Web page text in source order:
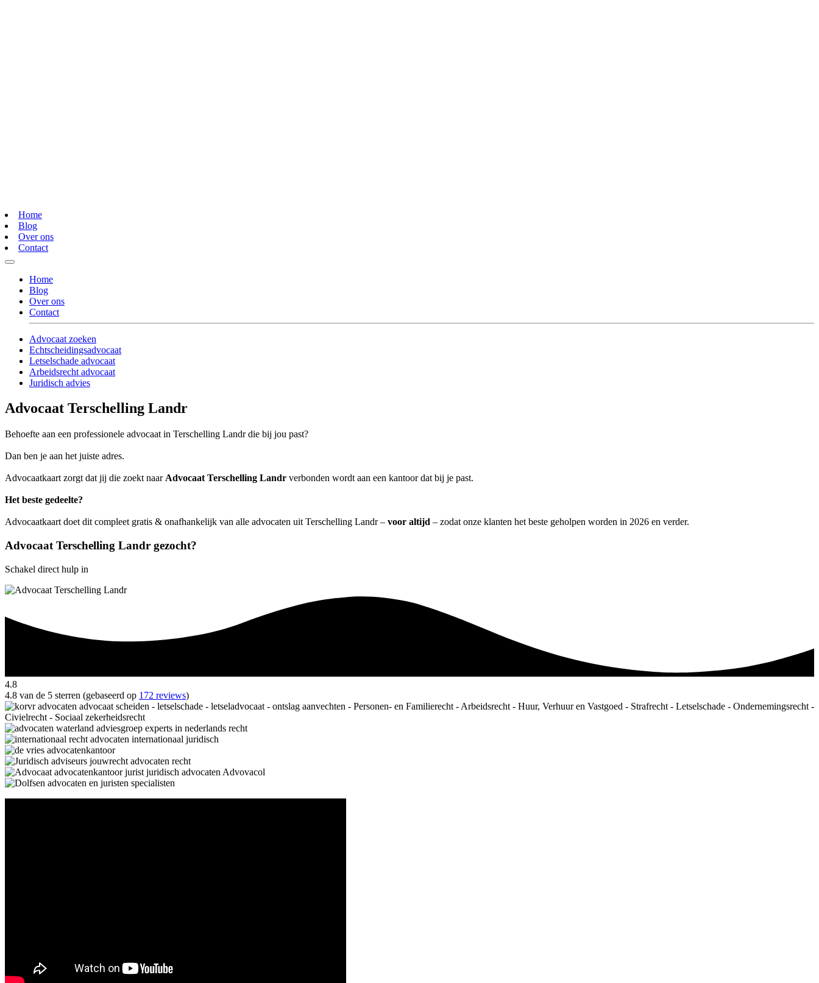
Home
Blog
Over ons
Contact
Home
Blog
Over ons
Contact
Advocaat zoeken
Echtscheidingsadvocaat
Letselschade advocaat
Arbeidsrecht advocaat
Juridisch advies
Advocaat Terschelling Landr
Behoefte aan een professionele advocaat in Terschelling Landr die bij jou past?
Dan ben je aan het juiste adres.
Advocaatkaart zorgt dat jij die zoekt naar Advocaat Terschelling Landr verbonden wordt aan een kantoor dat bij je past.
Het beste gedeelte?
Advocaatkaart doet dit compleet gratis & onafhankelijk van alle advocaten uit Terschelling Landr – voor altijd – zodat onze klanten het beste geholpen worden in 2026 en verder.
Advocaat Terschelling Landr gezocht?
Schakel direct hulp in
4.8
4.8 van de 5 sterren (gebaseerd op 172 reviews)